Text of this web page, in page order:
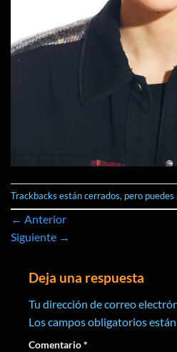
Trackbacks están cerrados, pero puedes
← Anterior
Siguiente →
Deja una respuesta
Tu dirección de correo
Los campos obligatorios
Comentario*